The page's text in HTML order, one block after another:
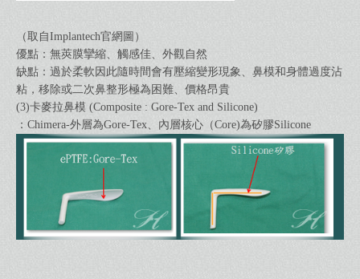
（取自Implantech官網圖）
優點：無莢膜攣縮、觸感佳、外觀自然
缺點：過於柔軟因此隨時間會有壓縮變形現象、鼻模和身體過度沾
粘，移除或二次鼻整形極為困難、價格昂貴
(3)卡麥拉鼻模 (Composite : Gore-Tex and Silicone)
：Chimera-外層為Gore-Tex、內層核心（Core)為矽膠Silicone